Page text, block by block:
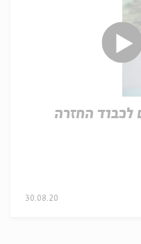
לכבוד החזרה
30.08.20